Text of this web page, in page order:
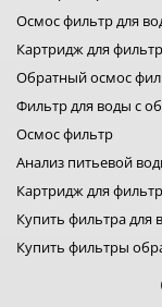
гейзер фильтр для
фильтр новая вода
фильтр роса
фильтры свод
фильтр для воды
фильтры аквафильтр
аквафор кувшины
Осмос фильтр для
Картридж для
Обратный осмос
Фильтр для воды с
Осмос фильтр
Анализ питьевой
Картридж для
Купить фильтра для
Купить фильтры